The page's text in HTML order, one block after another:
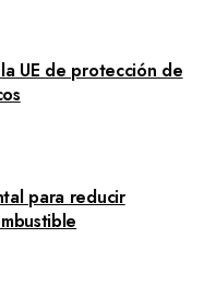
UE de protección de
para reducir